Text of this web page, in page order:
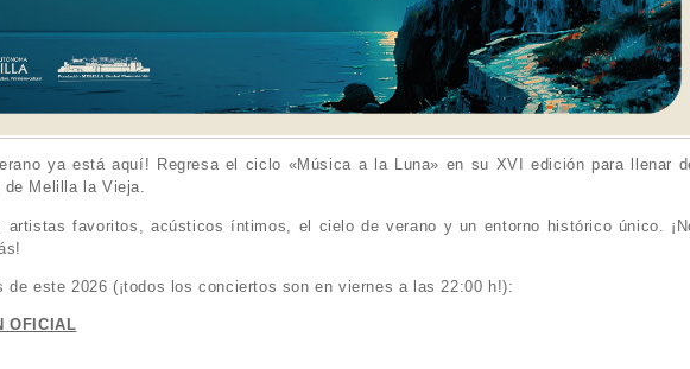
ya está aquí! Regresa el ciclo «Música a la Luna» en su XVI edición para llenar
de Melilla la Vieja.
artistas favoritos, acústicos íntimos, el cielo de verano y un entorno histórico único.
de este 2026 (¡todos los conciertos son en viernes a las 22:00 h!):
OFICIAL